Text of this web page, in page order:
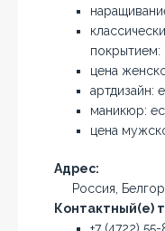
покрытием:
цена
артдизайн:
маникюр:
цена
Адрес:
Россия,
Контактный(е)